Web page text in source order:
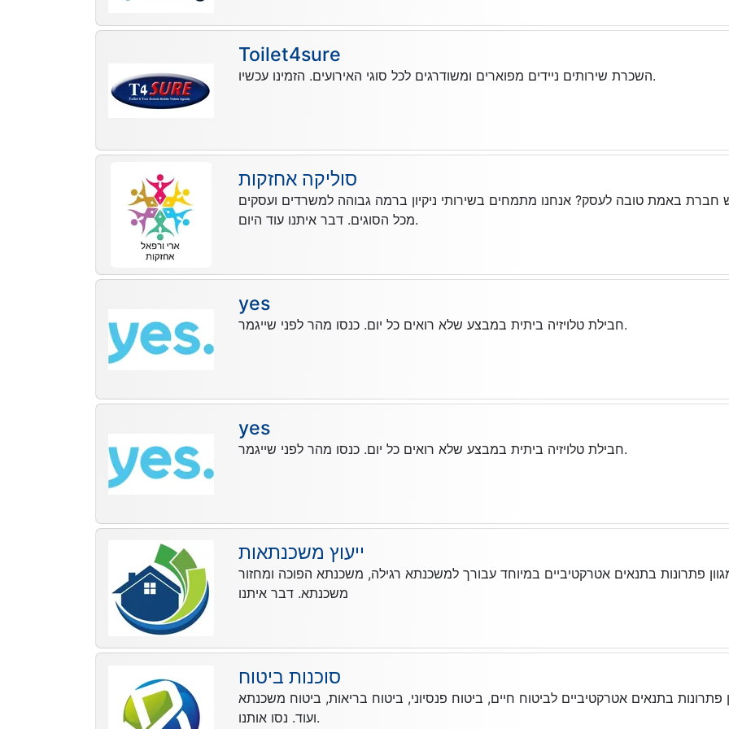
Toilet4sure
השכרת שירותים ניידים מפוארים ומשודרגים לכל סוגי האירועים. הזמינו עכשיו.
סוליקה אחזקות
באמת טובה לעסק? אנחנו מתמחים בשירותי ניקיון ברמה גבוהה למשרדים ועסקים
מכל הסוגים. דבר איתנו עוד היום.
yes
חבילת טלויזיה ביתית במבצע שלא רואים כל יום. כנסו מהר לפני שייגמר.
yes
חבילת טלויזיה ביתית במבצע שלא רואים כל יום. כנסו מהר לפני שייגמר.
ייעוץ משכנתאות
פתרונות בתנאים אטרקטיביים במיוחד עבורך למשכנתא רגילה, משכנתא הפוכה ומחזור
משכנתא. דבר איתנו
סוכנות ביטוח
פתרונות בתנאים אטרקטיביים לביטוח חיים, ביטוח פנסיוני, ביטוח בריאות, ביטוח משכנתא
ועוד. נסו אותנו.